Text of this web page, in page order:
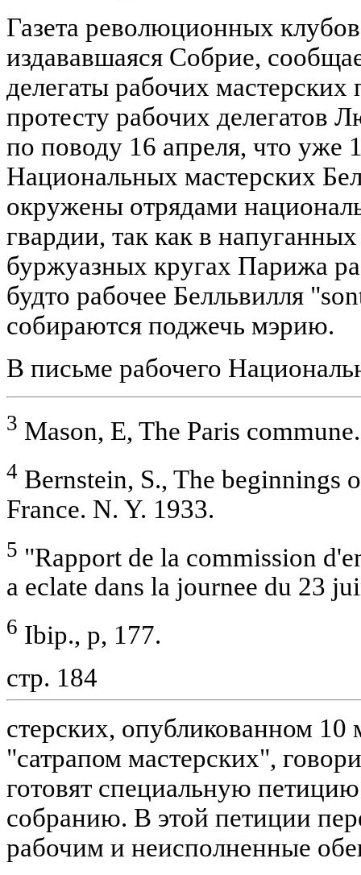
Газета революционных
издававшаяся Собрие,
делегаты рабочих
протесту рабочих делегатов
по поводу 16 апреля, что уже
Национальных мастерских
окружены отрядами
гвардии, так как в
буржуазных кругах Парижа
будто рабочее Белльвилля
собираются поджечь мэрию.
В письме рабочего
3 Mason, E, The Paris
4 Bernstein, S., The beginnings
France. N. Y. 1933.
5 "Rapport de la commission
a eclate dans la journee du 23
6 Ibip., p, 177.
стр. 184
стерских, опубликованном 10
"сатрапом мастерских",
готовят специальную
собранию. В этой петиции
рабочим и неисполненные